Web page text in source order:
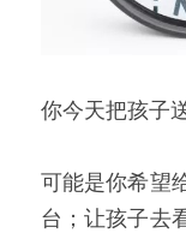
你今天把孩子
可能是你希望
台；让孩子去